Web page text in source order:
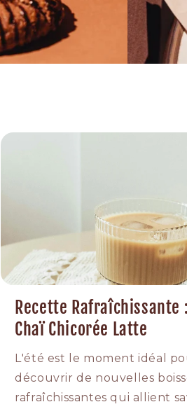
Recette Rafraîchissante
Chaï Chicorée Latte
L'été est le moment idéal
découvrir de nouvelles
rafraîchissantes qui allient